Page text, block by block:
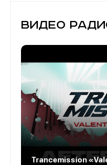
Видео
Trancemission